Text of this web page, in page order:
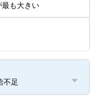
も大きい
不足